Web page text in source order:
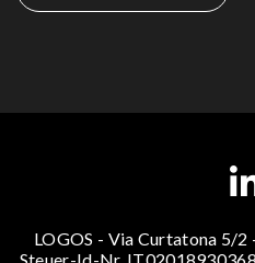
LOGOS - Via Curtatona 5/